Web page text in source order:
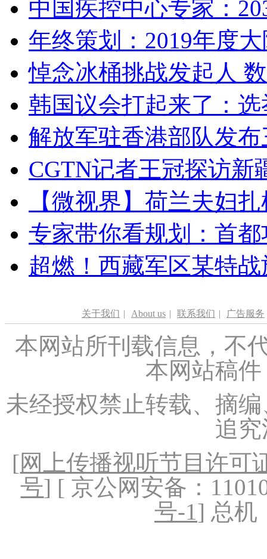
中国疾控中心专家：
年终策划：2019年度
悼念冰桶挑战发起人
韩国议会打起来了：
解放军驻香港部队发
CGTN记者王冠探访新
【微视界】荷兰夫妇
专家带你看规划：首
超燃！西藏军区某特
关于我们 | About us | 联系我们 | 广告服务
本网站所刊载信息，不
本网站稿
未经授权禁止转载、摘
追
[网上传播视听节目许可
号] [ 京公网安备：
号-1] 总机